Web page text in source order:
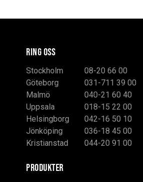
RING OSS
Stockholm
08-20 66 00
Göteborg
031-711 39 00
Malmö
040-21 60 40
Uppsala
018-15 22 00
Helsingborg
042-16 50 10
Jönköping
036-18 45 00
Kristianstad
044-20 91 00
PRODUKTER